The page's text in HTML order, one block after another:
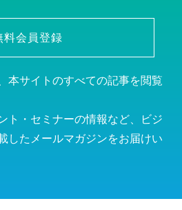
料会員登録
本サイトのすべての記事を閲覧
ト・セミナーの情報など、ビジ
したメールマガジンをお届けい